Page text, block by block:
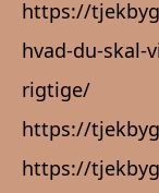
https://
hvad-du-skal-
rigtige/
https://
https://